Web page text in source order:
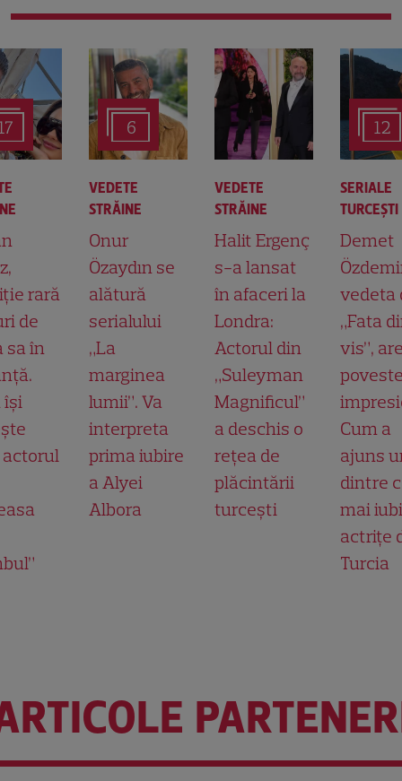
rară
de
sa în
își
6
VEDETE
STRĂINE
Onur
Özaydın se
alătură
serialului
„La
marginea
lumii”. Va
interpreta
prima iubire
a Alyei
Albora
VEDETE
STRĂINE
Halit Ergenç
s-a lansat
în afaceri la
Londra:
Actorul din
„Suleyman
Magnificul”
a deschis o
rețea de
plăcintării
turcești
12
SERIALE
TURCEŞTI
Demet
vedeta
„Fata
vis”,
Cum a
ajuns
dintre
mai
actrițe
Turcia